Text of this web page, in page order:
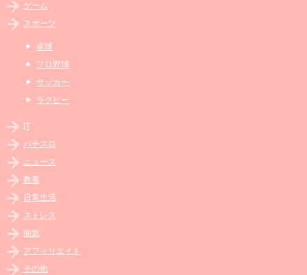
ゲーム
スポーツ
卓球
プロ野球
サッカー
ラクビー
IT
パチスロ
ニュース
教養
日常生活
ストレス
病気
アフィリエイト
その他